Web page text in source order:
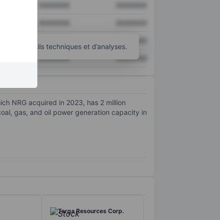
XXXXXXX XXXXXXX
outils techniques et d’analyses.
NRG acquired in 2023, has 2 million
gas, and oil power generation capacity in
Targa Resources Corp.